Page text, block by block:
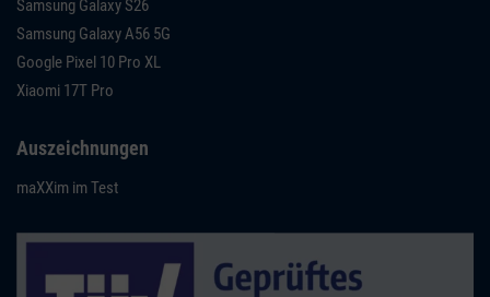
Samsung Galaxy S26
Samsung Galaxy A56 5G
Google Pixel 10 Pro XL
Xiaomi 17T Pro
Auszeichnungen
maXXim im Test